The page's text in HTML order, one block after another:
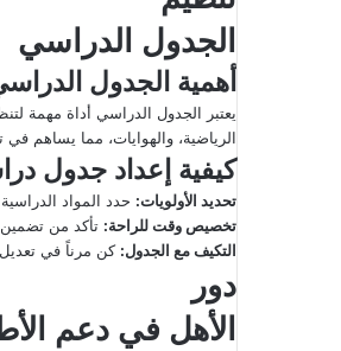
الجدول الدراسي
أهمية الجدول
يعتبر الجدول الدراسي أداة مهمة
الرياضية، والهوايات، مما يساهم
كيفية إعداد جدول
تحديد الأولويات: حدد المواد
تخصيص وقت للراحة: تأكد من
التكيف مع الجدول: كن مرناً في
دور
الأهل في دعم